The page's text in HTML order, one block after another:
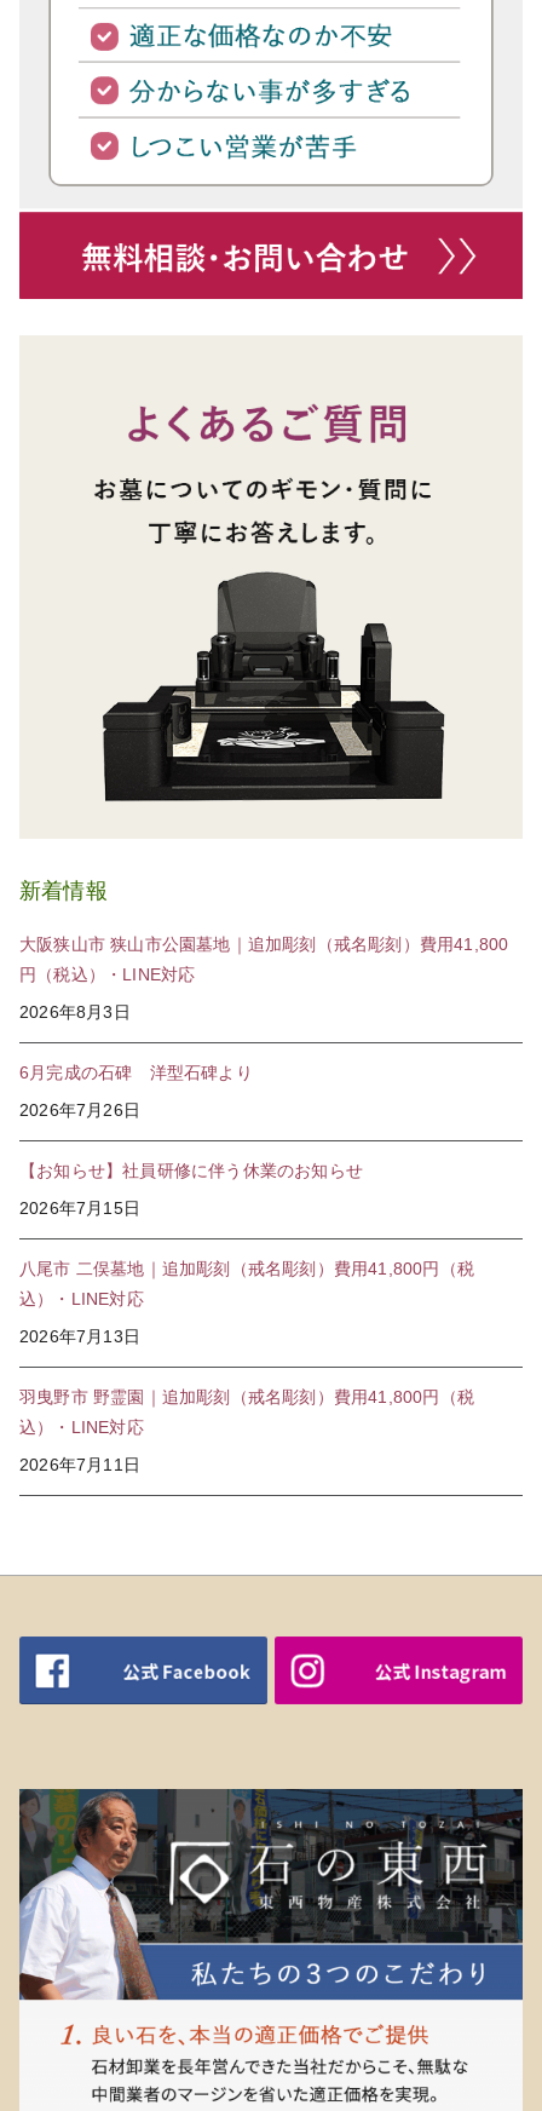
新着情報
大阪狭山市 狭山市公園墓地｜追加彫刻（戒名彫刻）費用41,800
円（税込）・LINE対応
2026年8月3日
6月完成の石碑 洋型石碑より
2026年7月26日
【お知らせ】社員研修に伴う休業のお知らせ
2026年7月15日
八尾市 二俣墓地｜追加彫刻（戒名彫刻）費用41,800円（税
込）・LINE対応
2026年7月13日
羽曳野市 野霊園｜追加彫刻（戒名彫刻）費用41,800円（税
込）・LINE対応
2026年7月11日